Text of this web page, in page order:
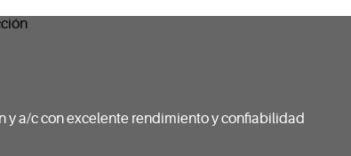
a/c con excelente rendimiento y confiabilidad